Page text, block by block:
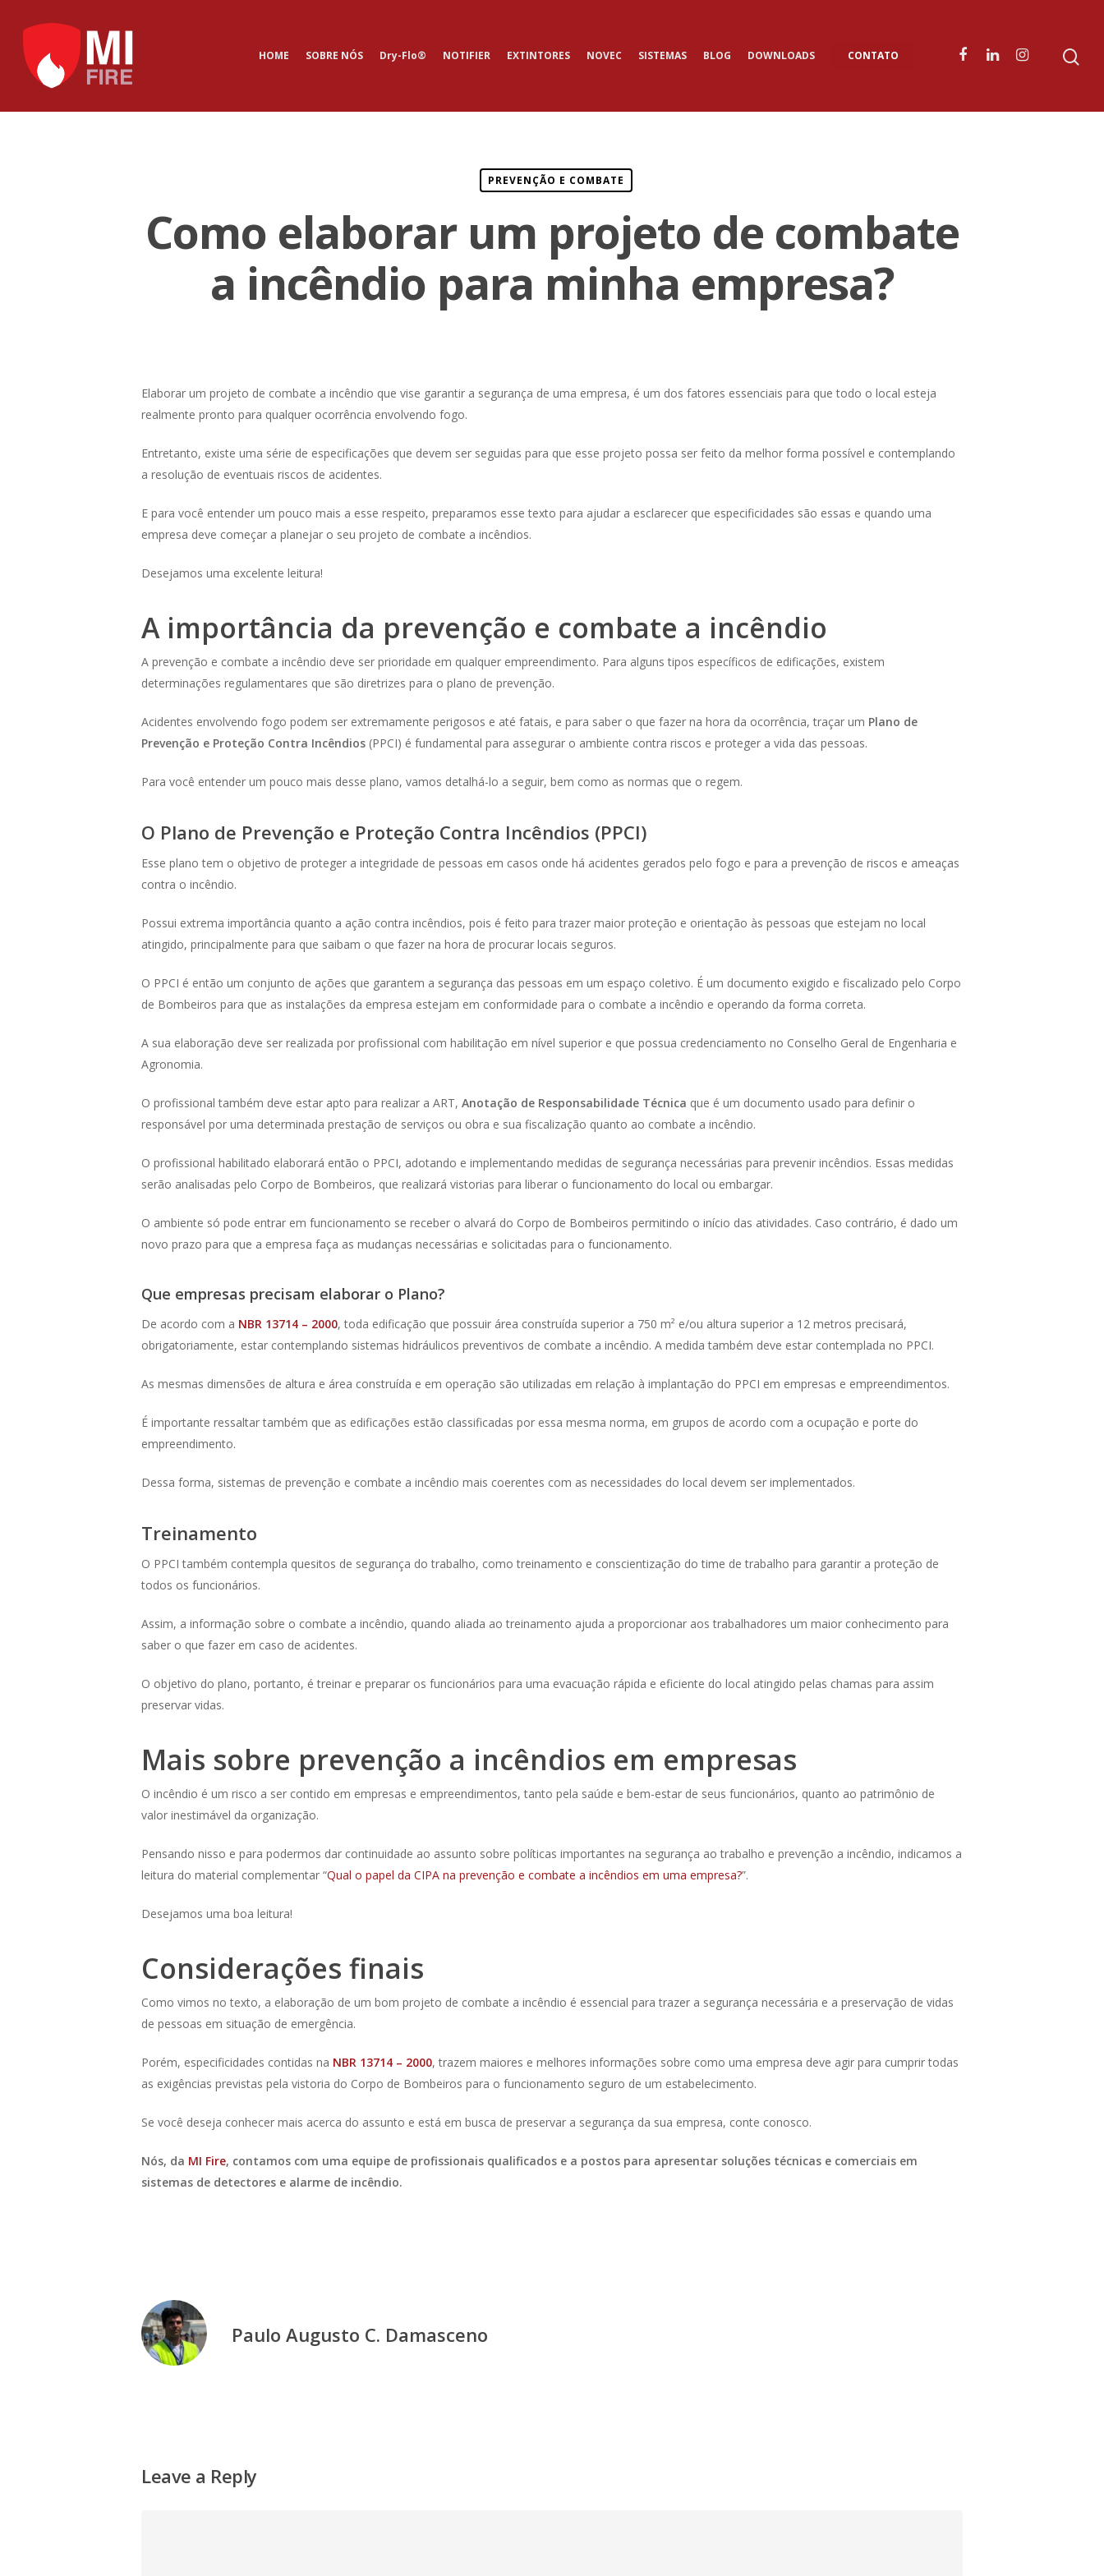
Hit enter to search or ESC to close
HOME SOBRE NÓS Dry-Flo® NOTIFIER EXTINTORES NOVEC SISTEMAS BLOG DOWNLOADS CONTATO
PREVENÇÃO E COMBATE
Como elaborar um projeto de combate
a incêndio para minha empresa?
Elaborar um projeto de combate a incêndio que vise garantir a segurança de uma empresa, é um dos fatores essenciais para que todo o local esteja
realmente pronto para qualquer ocorrência envolvendo fogo.
Entretanto, existe uma série de especificações que devem ser seguidas para que esse projeto possa ser feito da melhor forma possível e contemplando
a resolução de eventuais riscos de acidentes.
E para você entender um pouco mais a esse respeito, preparamos esse texto para ajudar a esclarecer que especificidades são essas e quando uma
empresa deve começar a planejar o seu projeto de combate a incêndios.
Desejamos uma excelente leitura!
A importância da prevenção e combate a incêndio
A prevenção e combate a incêndio deve ser prioridade em qualquer empreendimento. Para alguns tipos específicos de edificações, existem
determinações regulamentares que são diretrizes para o plano de prevenção.
Acidentes envolvendo fogo podem ser extremamente perigosos e até fatais, e para saber o que fazer na hora da ocorrência, traçar um Plano de
Prevenção e Proteção Contra Incêndios (PPCI) é fundamental para assegurar o ambiente contra riscos e proteger a vida das pessoas.
Para você entender um pouco mais desse plano, vamos detalhá-lo a seguir, bem como as normas que o regem.
O Plano de Prevenção e Proteção Contra Incêndios (PPCI)
Esse plano tem o objetivo de proteger a integridade de pessoas em casos onde há acidentes gerados pelo fogo e para a prevenção de riscos e ameaças
contra o incêndio.
Possui extrema importância quanto a ação contra incêndios, pois é feito para trazer maior proteção e orientação às pessoas que estejam no local
atingido, principalmente para que saibam o que fazer na hora de procurar locais seguros.
O PPCI é então um conjunto de ações que garantem a segurança das pessoas em um espaço coletivo. É um documento exigido e fiscalizado pelo Corpo
de Bombeiros para que as instalações da empresa estejam em conformidade para o combate a incêndio e operando da forma correta.
A sua elaboração deve ser realizada por profissional com habilitação em nível superior e que possua credenciamento no Conselho Geral de Engenharia e
Agronomia.
O profissional também deve estar apto para realizar a ART, Anotação de Responsabilidade Técnica que é um documento usado para definir o
responsável por uma determinada prestação de serviços ou obra e sua fiscalização quanto ao combate a incêndio.
O profissional habilitado elaborará então o PPCI, adotando e implementando medidas de segurança necessárias para prevenir incêndios. Essas medidas
serão analisadas pelo Corpo de Bombeiros, que realizará vistorias para liberar o funcionamento do local ou embargar.
O ambiente só pode entrar em funcionamento se receber o alvará do Corpo de Bombeiros permitindo o início das atividades. Caso contrário, é dado um
novo prazo para que a empresa faça as mudanças necessárias e solicitadas para o funcionamento.
Que empresas precisam elaborar o Plano?
De acordo com a NBR 13714 – 2000, toda edificação que possuir área construída superior a 750 m² e/ou altura superior a 12 metros precisará,
obrigatoriamente, estar contemplando sistemas hidráulicos preventivos de combate a incêndio. A medida também deve estar contemplada no PPCI.
As mesmas dimensões de altura e área construída e em operação são utilizadas em relação à implantação do PPCI em empresas e empreendimentos.
É importante ressaltar também que as edificações estão classificadas por essa mesma norma, em grupos de acordo com a ocupação e porte do
empreendimento.
Dessa forma, sistemas de prevenção e combate a incêndio mais coerentes com as necessidades do local devem ser implementados.
Treinamento
O PPCI também contempla quesitos de segurança do trabalho, como treinamento e conscientização do time de trabalho para garantir a proteção de
todos os funcionários.
Assim, a informação sobre o combate a incêndio, quando aliada ao treinamento ajuda a proporcionar aos trabalhadores um maior conhecimento para
saber o que fazer em caso de acidentes.
O objetivo do plano, portanto, é treinar e preparar os funcionários para uma evacuação rápida e eficiente do local atingido pelas chamas para assim
preservar vidas.
Mais sobre prevenção a incêndios em empresas
O incêndio é um risco a ser contido em empresas e empreendimentos, tanto pela saúde e bem-estar de seus funcionários, quanto ao patrimônio de
valor inestimável da organização.
Pensando nisso e para podermos dar continuidade ao assunto sobre políticas importantes na segurança ao trabalho e prevenção a incêndio, indicamos a
leitura do material complementar “Qual o papel da CIPA na prevenção e combate a incêndios em uma empresa?”.
Desejamos uma boa leitura!
Considerações finais
Como vimos no texto, a elaboração de um bom projeto de combate a incêndio é essencial para trazer a segurança necessária e a preservação de vidas
de pessoas em situação de emergência.
Porém, especificidades contidas na NBR 13714 – 2000, trazem maiores e melhores informações sobre como uma empresa deve agir para cumprir todas
as exigências previstas pela vistoria do Corpo de Bombeiros para o funcionamento seguro de um estabelecimento.
Se você deseja conhecer mais acerca do assunto e está em busca de preservar a segurança da sua empresa, conte conosco.
Nós, da MI Fire, contamos com uma equipe de profissionais qualificados e a postos para apresentar soluções técnicas e comerciais em
sistemas de detectores e alarme de incêndio.
Paulo Augusto C. Damasceno
Leave a Reply